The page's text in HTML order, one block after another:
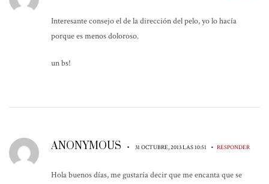
Interesante consejo el de la dirección del pelo, yo lo hacía
porque es menos doloroso.
un bs!
ANONYMOUS • 31 OCTUBRE, 2013 LAS 10:51 • RESPONDER
Hola buenos días, me gustaría decir que me encanta que se